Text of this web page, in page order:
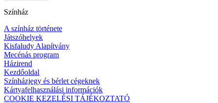
Színház
A színház története
Játszóhelyek
Kisfaludy Alapítvány
Mecénás program
Házirend
Kezdőoldal
Színházjegy és bérlet cégeknek
Kártyafelhasználási információk
COOKIE KEZELÉSI TÁJÉKOZTATÓ